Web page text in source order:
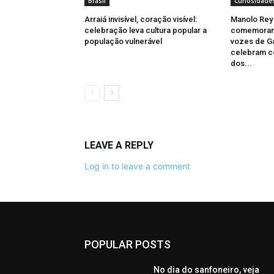
Arraiá invisível, coração visível:
celebração leva cultura popular a
população vulnerável
Manolo
vozes de
celebram
dos...
LEAVE A REPLY
Log in to leave a comment
POPULAR POSTS
No dia do sanfoneiro, veja